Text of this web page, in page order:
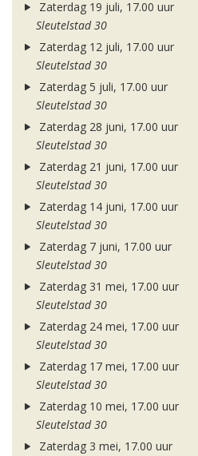
Zaterdag 19 juli, 17.00 uur
Sleutelstad 30
Zaterdag 12 juli, 17.00 uur
Sleutelstad 30
Zaterdag 5 juli, 17.00 uur
Sleutelstad 30
Zaterdag 28 juni, 17.00 uur
Sleutelstad 30
Zaterdag 21 juni, 17.00 uur
Sleutelstad 30
Zaterdag 14 juni, 17.00 uur
Sleutelstad 30
Zaterdag 7 juni, 17.00 uur
Sleutelstad 30
Zaterdag 31 mei, 17.00 uur
Sleutelstad 30
Zaterdag 24 mei, 17.00 uur
Sleutelstad 30
Zaterdag 17 mei, 17.00 uur
Sleutelstad 30
Zaterdag 10 mei, 17.00 uur
Sleutelstad 30
Zaterdag 3 mei, 17.00 uur